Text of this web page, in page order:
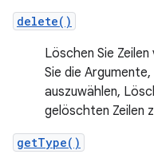
delete()
Löschen Sie
Sie die Argumente,
auszuwählen,
gelöschten Zeilen
getType()